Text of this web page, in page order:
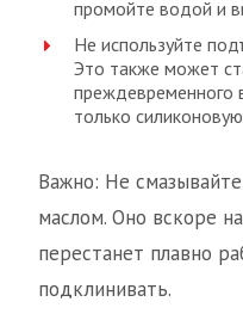
промойте водой и
Не используйте
Это также может
преждевременного
только
Важно: Не
маслом. Оно вскоре
перестанет плавно
подклинивать.